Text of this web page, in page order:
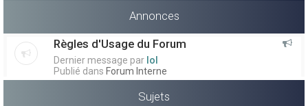
Annonces
Règles d'Usage du Forum
Dernier message par lol
Publié dans Forum Interne
Sujets